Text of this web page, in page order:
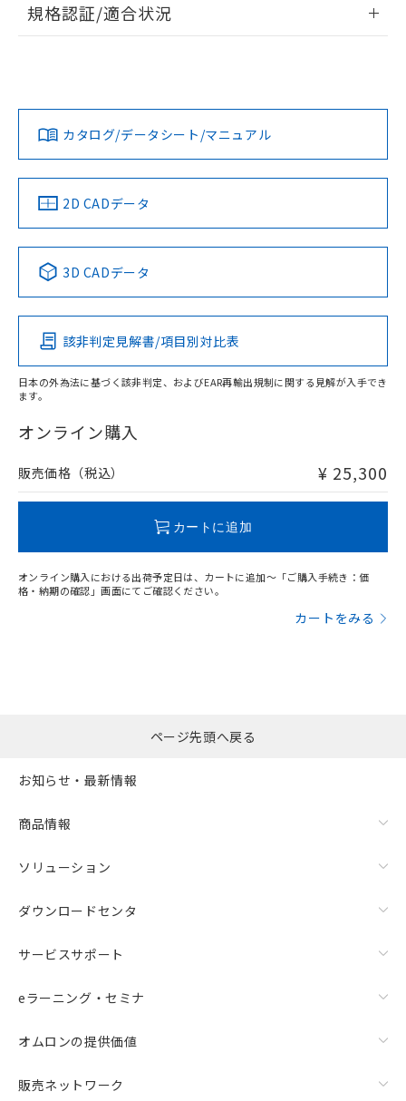
ログイン/会員登録
ダウンロードデータをご利用いただく前に、以下を必ずお読
みください。
ソフトウェアの使用条件
EU RoHS 注意事項・凡例
対応済み
中国 RoHS 注意事項・凡例
Pb Hg Cd Cr(VI)
O
在庫等で未対応品が混在する可能性があります。
問い合わせください。
規格認証/適合状況
LR型式承認
（イギリス
船舶規格）
DNV型式承認
（ノルウェー
BV型式承認
（フランス
KR型式
（韓国
No No No No
この製品の規格認証/適合状況ページへ
その他の認証はこちらのページからご検索ください
カタログ/データシート/マニュアル
2D CADデータ
3D CADデータ
該非判定見解書/項目別対比表
日本の外為法に基づく該非判定、およびEAR再輸出規制に関する見解が入手でき
ます。
オンライン購入
販売価格（税込） ¥ 25,300
カートに追加
オンライン購入における出荷予定日は、カートに追加～「ご購入手続き：価
格・納期の確認」画面にてご確認ください。
カートをみる
ページ先頭へ戻る
お知らせ・最新情報
商品情報
ソリューション
ダウンロードセンタ
サービスサポート
eラーニング・セミナ
オムロンの提供価値
販売ネットワーク